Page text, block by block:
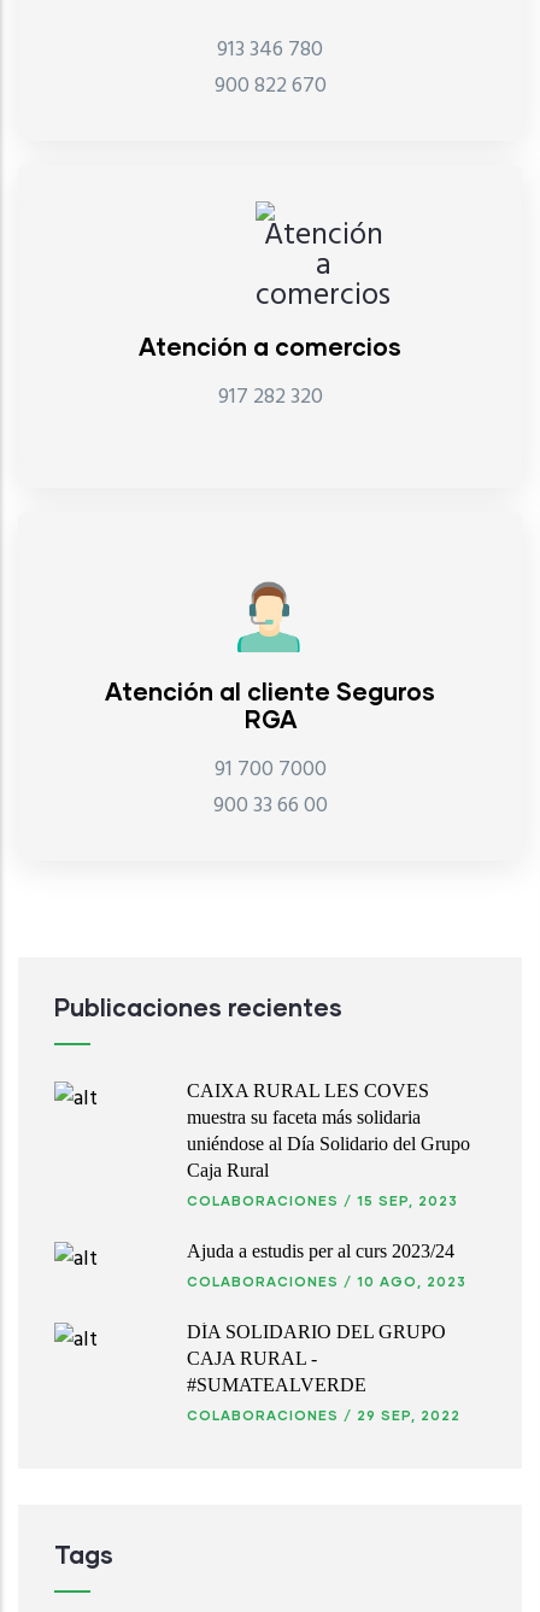
913 346 780
900 822 670
Atención a comercios
917 282 320
Atención al cliente Seguros
RGA
91 700 7000
900 33 66 00
Publicaciones recientes
CAIXA RURAL LES COVES
muestra su faceta más solidaria
uniéndose al Día Solidario del Grupo
Caja Rural
COLABORACIONES / 15 SEP, 2023
Ajuda a estudis per al curs 2023/24
COLABORACIONES / 10 AGO, 2023
DÍA SOLIDARIO DEL GRUPO
CAJA RURAL -
#SUMATEALVERDE
COLABORACIONES / 29 SEP, 2022
Tags